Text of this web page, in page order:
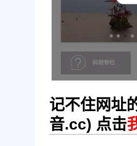
记不住网址
音.cc) 点击